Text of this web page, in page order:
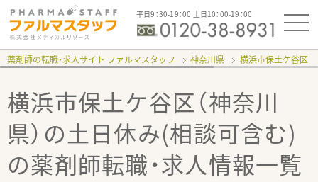
平日9：30-19：00 土日10：00-19：00
薬剤師の転職・求人サイト ファルマスタッフ 神奈川県 横浜市保土ケ谷区
横浜市保土ケ谷区（神奈川
県）の土日休み(相談可含む)
の薬剤師転職・求人情報一覧